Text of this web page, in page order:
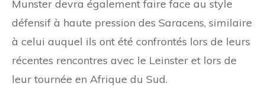
Munster devra également faire face au style
défensif à haute pression des Saracens, similaire
à celui auquel ils ont été confrontés lors de leurs
récentes rencontres avec le Leinster et lors de
leur tournée en Afrique du Sud.